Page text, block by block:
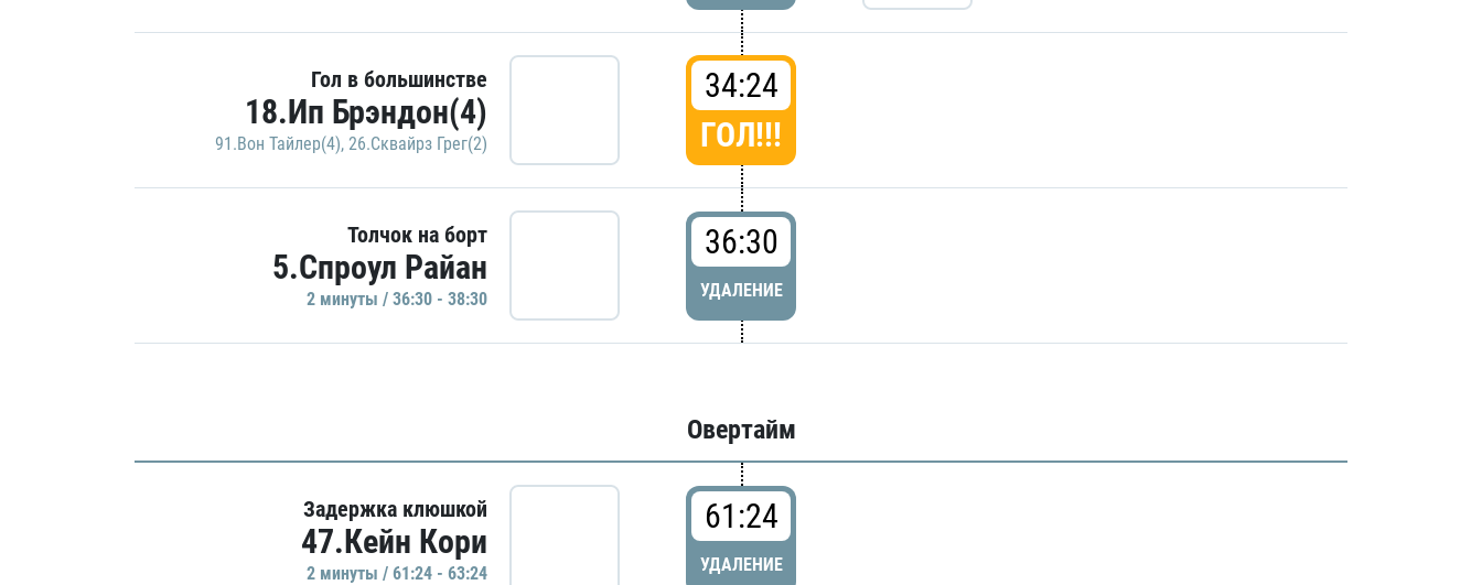
Гол в большинстве
18.Ип Брэндон(4)
91.Вон Тайлер(4), 26.Сквайрз Грег(2)
34:24
ГОЛ!!!
Толчок на борт
5.Спроул Райан
2 минуты / 36:30 - 38:30
36:30
УДАЛЕНИЕ
Овертайм
Задержка клюшкой
47.Кейн Кори
2 минуты / 61:24 - 63:24
61:24
УДАЛЕНИЕ